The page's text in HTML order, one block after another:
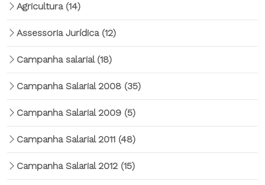
Agricultura (14)
Assessoria Jurídica (12)
Campanha salarial (18)
Campanha Salarial 2008 (35)
Campanha Salarial 2009 (5)
Campanha Salarial 2011 (48)
Campanha Salarial 2012 (15)